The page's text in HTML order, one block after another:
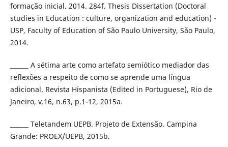
formação inicial. 2014. 284f. Thesis Dissertation (Doctoral
studies in Education : culture, organization and education) -
USP, Faculty of Education of São Paulo University, São Paulo,
2014.
______ A sétima arte como artefato semiótico mediador das
reflexões a respeito de como se aprende uma língua
adicional. Revista Hispanista (Edited in Portuguese), Rio de
Janeiro, v.16, n.63, p.1-12, 2015a.
______ Teletandem UEPB. Projeto de Extensão. Campina
Grande: PROEX/UEPB, 2015b.